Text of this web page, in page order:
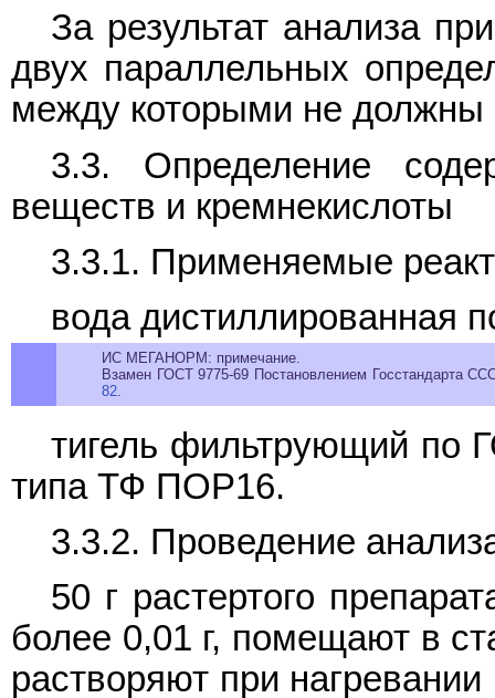
За результат анализа
двух параллельных
между которыми не
3.3. Определение
веществ и кремнекислоты
3.3.1. Применяемые
вода дистиллированная
ИС МЕГАНОРМ: примечание.
Взамен ГОСТ 9775-69 Постановлением Госстандарта
82.
тигель фильтрующий по
типа ТФ ПОР16.
3.3.2. Проведение
50 г растертого
более 0,01 г, помещают в
растворяют при